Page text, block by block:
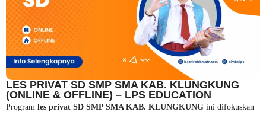
LES PRIVAT SD SMP SMA KAB. KLUNGKUNG
(ONLINE & OFFLINE) – LPS EDUCATION
Program les privat SD SMP SMA KAB. KLUNGKUNG ini difokuskan